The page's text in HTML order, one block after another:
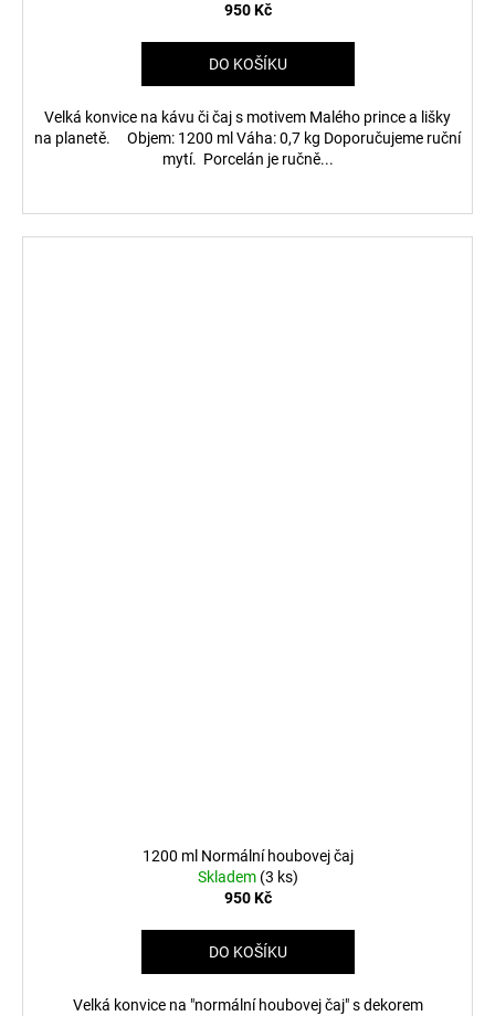
950 Kč
DO KOŠÍKU
Velká konvice na kávu či čaj s motivem Malého prince a lišky
na planetě. Objem: 1200 ml Váha: 0,7 kg Doporučujeme ruční
mytí. Porcelán je ručně...
1200 ml Normální houbovej čaj
Skladem (3 ks)
950 Kč
DO KOŠÍKU
Velká konvice na "normální houbovej čaj" s dekorem